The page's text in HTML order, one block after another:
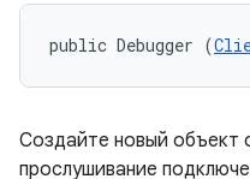
public Debugger (
Создайте новый объект
прослушивание